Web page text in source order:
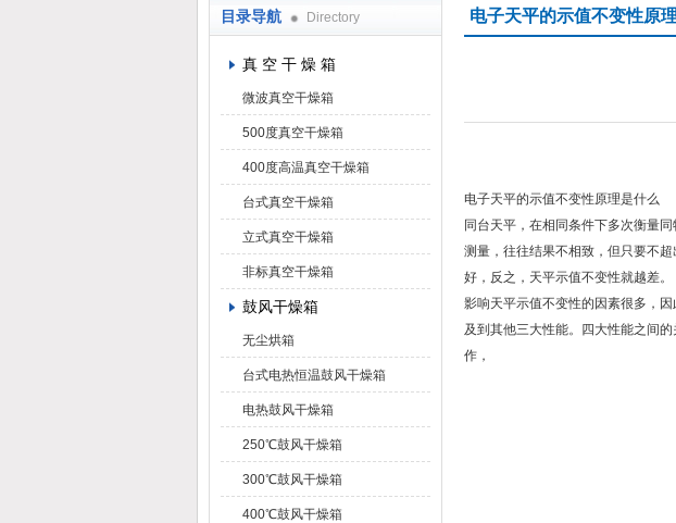
目录导航 Directory
真 空 干 燥 箱
微波真空干燥箱
500度真空干燥箱
400度高温真空干燥箱
台式真空干燥箱
立式真空干燥箱
非标真空干燥箱
鼓风干燥箱
无尘烘箱
台式电热恒温鼓风干燥箱
电热鼓风干燥箱
250℃鼓风干燥箱
300℃鼓风干燥箱
400℃鼓风干燥箱
电子天平的示值不变性原
电子天平的示值不变性原理是什么
同台天平，在相同条件下多次衡量
测量，往往结果不相致，但只要不
好，反之，天平示值不变性就越差。
影响天平示值不变性的因素很多，
及到其他三大性能。四大性能之间
作，